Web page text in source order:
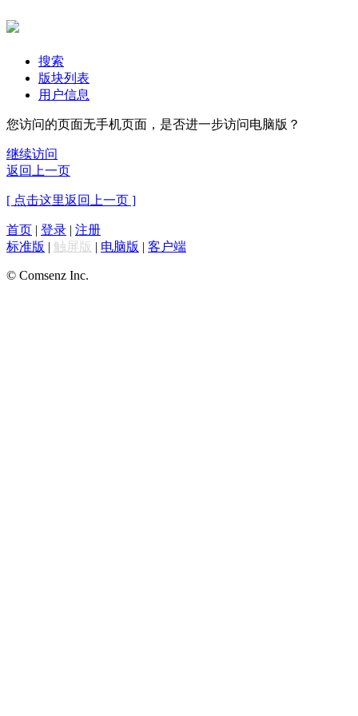
搜索
版块列表
用户信息
您访问的页面无手机页面，是否进一步访问电脑版？
继续访问
返回上一页
[ 点击这里返回上一页 ]
首页 | 登录 | 注册
标准版 | 触屏版 | 电脑版 | 客户端
© Comsenz Inc.